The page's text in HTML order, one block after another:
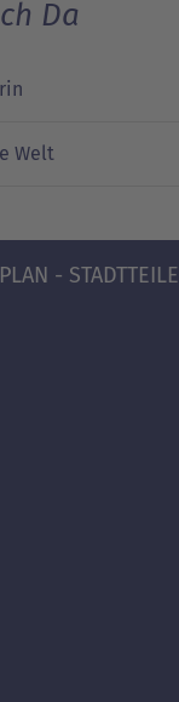
Da
Welt
- STADTTEILE